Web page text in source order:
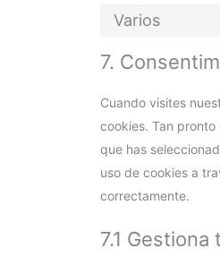
Varios
7.
Cuando visites
cookies. Tan
que has
uso de cookies a
correctamente.
7.1